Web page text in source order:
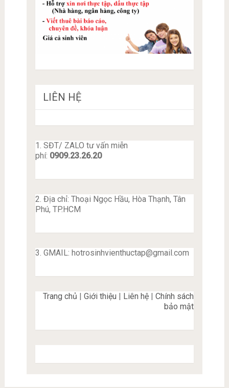
LIÊN HỆ
1. SĐT/ ZALO tư vấn miễn
phí: 0909.23.26.20
2. Địa chỉ: Thoại Ngọc Hầu, Hòa Thạnh, Tân
Phú, TP.HCM
3. GMAIL: hotrosinhvienthuctap@gmail.com
Trang chủ |Giới thiệu Liên hệ |Chính sách
bảo mật